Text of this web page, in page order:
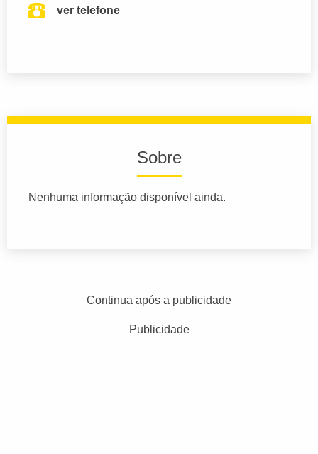
ver telefone
Sobre
Nenhuma informação disponível ainda.
Continua após a publicidade
Publicidade